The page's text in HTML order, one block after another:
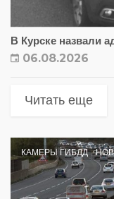
В Курске назвали
06.08.2026
Читать еще
КАМЕРЫ ГИБДД